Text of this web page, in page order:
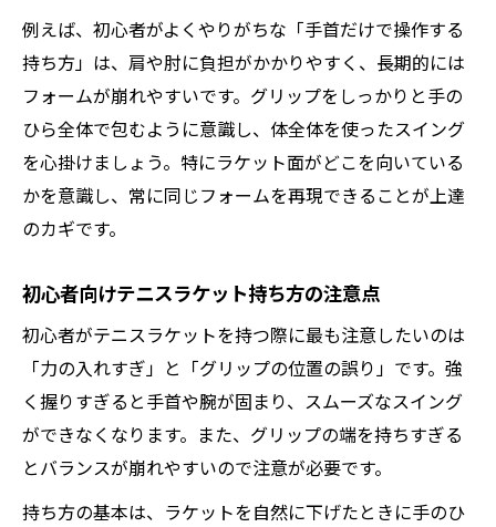
夫
子ども向けテニスラケット握り方の基本
テニスグリップで集中力と感覚を鍛える方
法
握り方が子どもの上達速度に与える影響
テニスの才能がある子の特徴と観察ポイン
現場で使えるテニス用語や掛け声のポイント
テニスの現場で使う用語とグリップの知識
テニスで「シコい」と呼ばれるプレーとは
掛け声「カモン」の意味と使い方ガイド
テニス初心者が知るべき現場の表現集
グリップ関連テニス用語の基礎知識まとめ
例えば、初心者がよくやりがちな「手首だけで操作する
持ち方」は、肩や肘に負担がかかりやすく、長期的には
フォームが崩れやすいです。グリップをしっかりと手の
ひら全体で包むように意識し、体全体を使ったスイング
を心掛けましょう。特にラケット面がどこを向いている
かを意識し、常に同じフォームを再現できることが上達
のカギです。
初心者向けテニスラケット持ち方の注意点
初心者がテニスラケットを持つ際に最も注意したいのは
「力の入れすぎ」と「グリップの位置の誤り」です。強
く握りすぎると手首や腕が固まり、スムーズなスイング
ができなくなります。また、グリップの端を持ちすぎる
とバランスが崩れやすいので注意が必要です。
持ち方の基本は、ラケットを自然に下げたときに手のひ